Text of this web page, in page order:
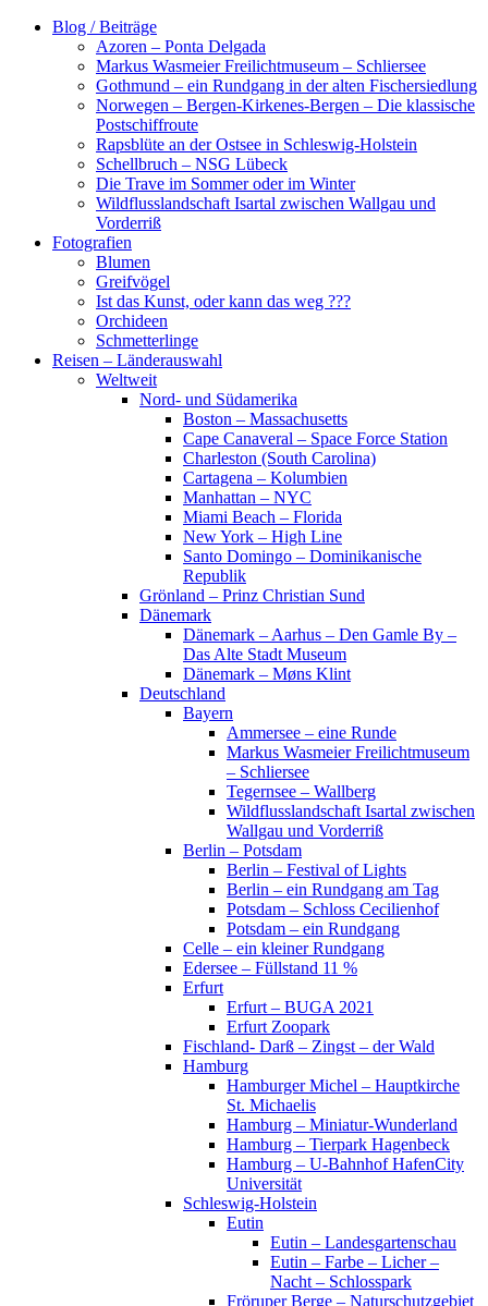
Zum
Blog / Beiträge
Azoren – Ponta Delgada
Markus Wasmeier Freilichtmuseum – Schliersee
Gothmund – ein Rundgang in der alten Fischersiedlung
Norwegen – Bergen-Kirkenes-Bergen – Die klassische
Postschiffroute
Rapsblüte an der Ostsee in Schleswig-Holstein
Schellbruch – NSG Lübeck
Die Trave im Sommer oder im Winter
Wildflusslandschaft Isartal zwischen Wallgau und
Vorderriß
Fotografien
Blumen
Greifvögel
Ist das Kunst, oder kann das weg ???
Orchideen
Schmetterlinge
Reisen – Länderauswahl
Weltweit
Nord- und Südamerika
Boston – Massachusetts
Cape Canaveral – Space Force Station
Charleston (South Carolina)
Cartagena – Kolumbien
Manhattan – NYC
Miami Beach – Florida
New York – High Line
Santo Domingo – Dominikanische
Republik
Grönland – Prinz Christian Sund
Dänemark
Dänemark – Aarhus – Den Gamle By –
Das Alte Stadt Museum
Dänemark – Møns Klint
Deutschland
Bayern
Ammersee – eine Runde
Markus Wasmeier Freilichtmuseum
– Schliersee
Tegernsee – Wallberg
Wildflusslandschaft Isartal zwischen
Wallgau und Vorderriß
Berlin – Potsdam
Berlin – Festival of Lights
Berlin – ein Rundgang am Tag
Potsdam – Schloss Cecilienhof
Potsdam – ein Rundgang
Celle – ein kleiner Rundgang
Edersee – Füllstand 11 %
Erfurt
Erfurt – BUGA 2021
Erfurt Zoopark
Fischland- Darß – Zingst – der Wald
Hamburg
Hamburger Michel – Hauptkirche
St. Michaelis
Hamburg – Miniatur-Wunderland
Hamburg – Tierpark Hagenbeck
Hamburg – U-Bahnhof HafenCity
Universität
Schleswig-Holstein
Eutin
Eutin – Landesgartenschau
Eutin – Farbe – Licher –
Nacht – Schlosspark
Fröruper Berge – Naturschutzgebiet